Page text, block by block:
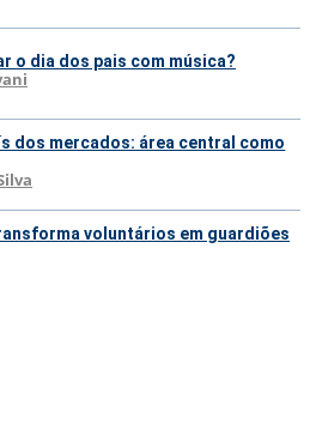
o dia dos pais com música?
dos mercados: área central como
voluntários em guardiões